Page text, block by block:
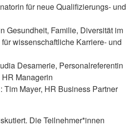
für neue Qualifizierungs- und
Gesundheit, Familie, Diversität im
wissenschaftliche Karriere- und
Desamerie, Personalreferentin
HR Managerin
Mayer, HR Business Partner
Die Teilnehmer*innen